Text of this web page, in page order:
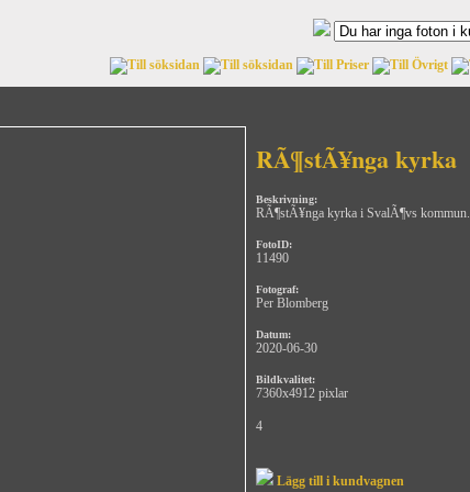
RÃ¶stÃ¥nga kyrka
Beskrivning:
RÃ¶stÃ¥nga kyrka i SvalÃ¶vs kommun.
FotoID:
11490
Fotograf:
Per Blomberg
Datum:
2020-06-30
Bildkvalitet:
7360x4912 pixlar
4
Lägg till i kundvagnen